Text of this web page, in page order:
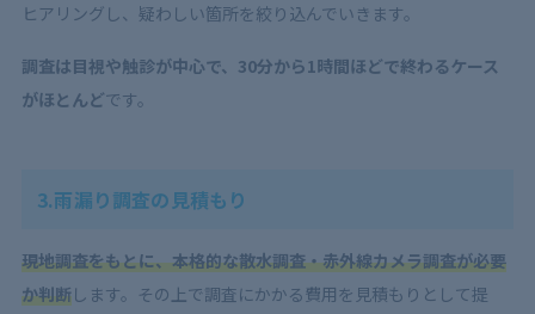
ヒアリングし、疑わしい箇所を絞り込んでいきます。
調査は目視や触診が中心で、30分から1時間ほどで終わるケース
がほとんどです。
3.雨漏り調査の見積もり
現地調査をもとに、本格的な散水調査・赤外線カメラ調査が必要
か判断します。その上で調査にかかる費用を見積もりとして提